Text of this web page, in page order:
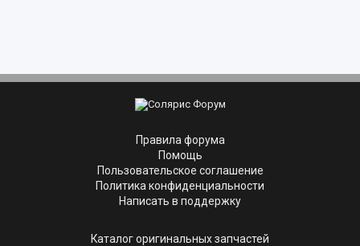
Правила форума
Помощь
Пользовательское соглашение
Политика конфиденциальности
Написать в поддержку
Каталог оригинальных запчастей